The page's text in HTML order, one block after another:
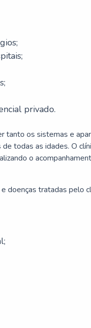
privado.
tanto os sistemas e
todas as idades. O
o
doenças tratadas pelo